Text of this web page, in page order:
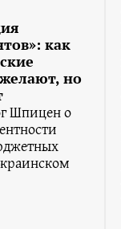
как
но
Шпицен о